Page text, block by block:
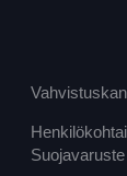
Suojavaruste